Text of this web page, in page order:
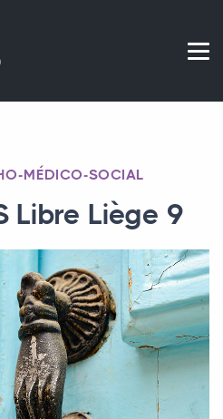
MÉDICO-SOCIAL
Libre Liège 9